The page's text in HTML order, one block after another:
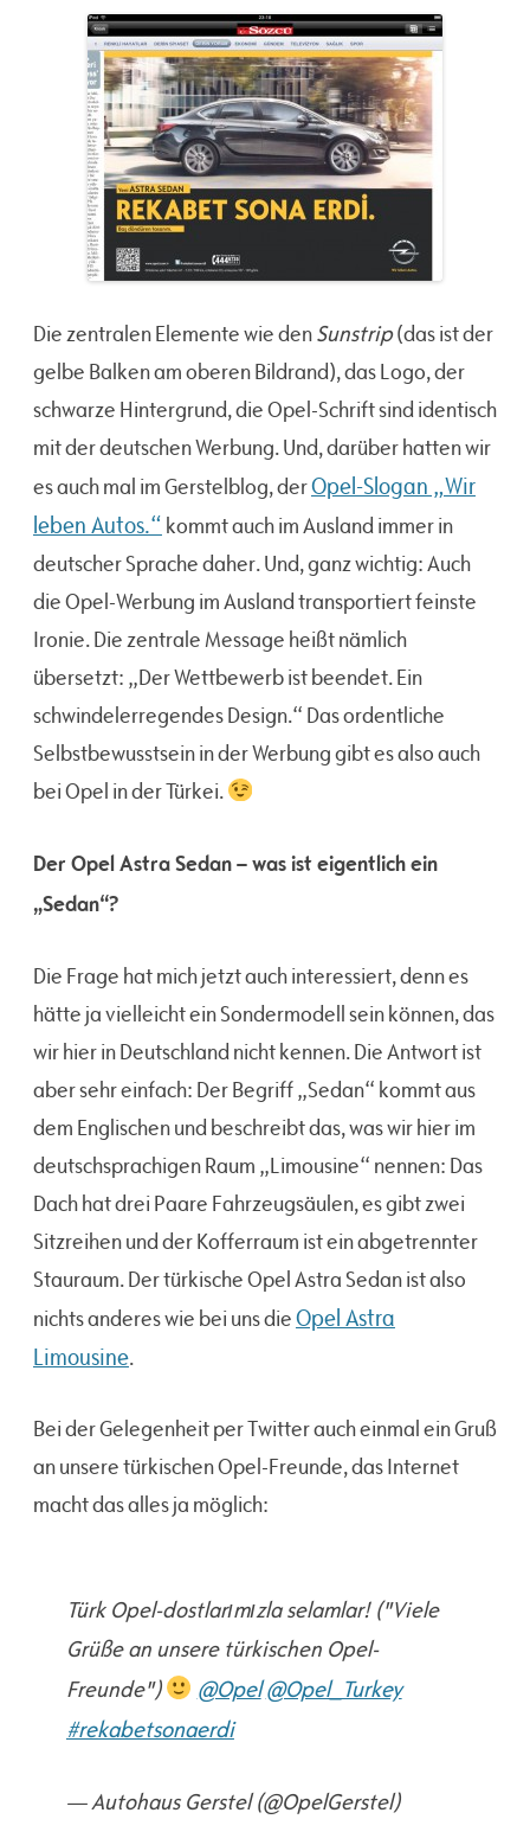
Die zentralen Elemente wie denSunstrip(das ist der
gelbe Balken am oberen Bildrand), das Logo, der
schwarze Hintergrund, die Opel-Schrift sind identisch
mit der deutschen Werbung. Und, darüber hatten wir
es auch mal im Gerstelblog, derOpel-Slogan „Wir
leben Autos.“ kommt auch im Ausland immer in
deutscher Sprache daher. Und, ganz wichtig: Auch
die Opel-Werbung im Ausland transportiert feinste
Ironie. Die zentrale Message heißt nämlich
übersetzt: „Der Wettbewerb ist beendet. Ein
schwindelerregendes Design.“ Das ordentliche
Selbstbewusstsein in der Werbung gibt es also auch
bei Opel in der Türkei.
Der Opel Astra Sedan – was ist eigentlich ein
„Sedan“?
Die Frage hat mich jetzt auch interessiert, denn es
hätte ja vielleicht ein Sondermodell sein können, das
wir hier in Deutschland nicht kennen. Die Antwort ist
aber sehr einfach: Der Begriff „Sedan“ kommt aus
dem Englischen und beschreibt das, was wir hier im
deutschsprachigen Raum „Limousine“ nennen: Das
Dach hat drei Paare Fahrzeugsäulen, es gibt zwei
Sitzreihen und der Kofferraum ist ein abgetrennter
Stauraum. Der türkische Opel Astra Sedan ist also
nichts anderes wie bei uns dieOpel Astra
Limousine.
Bei der Gelegenheit per Twitter auch einmal ein Gruß
an unsere türkischen Opel-Freunde, das Internet
macht das alles ja möglich:
Türk Opel-dostlarımızla selamlar! ("Viele
Grüße an unsere türkischen Opel-
Freunde")
@Opel @Opel_Turkey
#rekabetsonaerdi
— Autohaus Gerstel (@OpelGerstel)